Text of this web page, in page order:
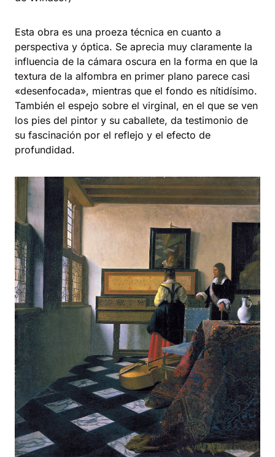
Esta obra es una proeza técnica en cuanto a
perspectiva y óptica. Se aprecia muy claramente la
influencia de la cámara oscura en la forma en que la
textura de la alfombra en primer plano parece casi
«desenfocada», mientras que el fondo es nítidísimo.
También el espejo sobre el virginal, en el que se ven
los pies del pintor y su caballete, da testimonio de
su fascinación por el reflejo y el efecto de
profundidad.